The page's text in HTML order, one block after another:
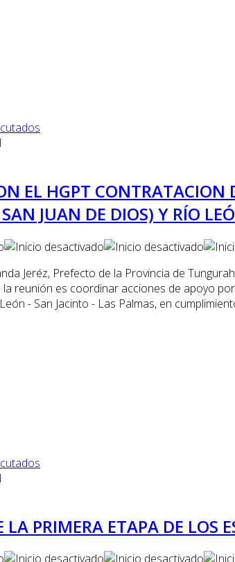
EL HGPT CONTRATACION
JUAN DE DIOS) Y RÍO
Jeréz, Prefecto de la Provincia de
la reunión es coordinar acciones de apoyo
- San Jacinto - Las Palmas, en
LA PRIMERA ETAPA DE